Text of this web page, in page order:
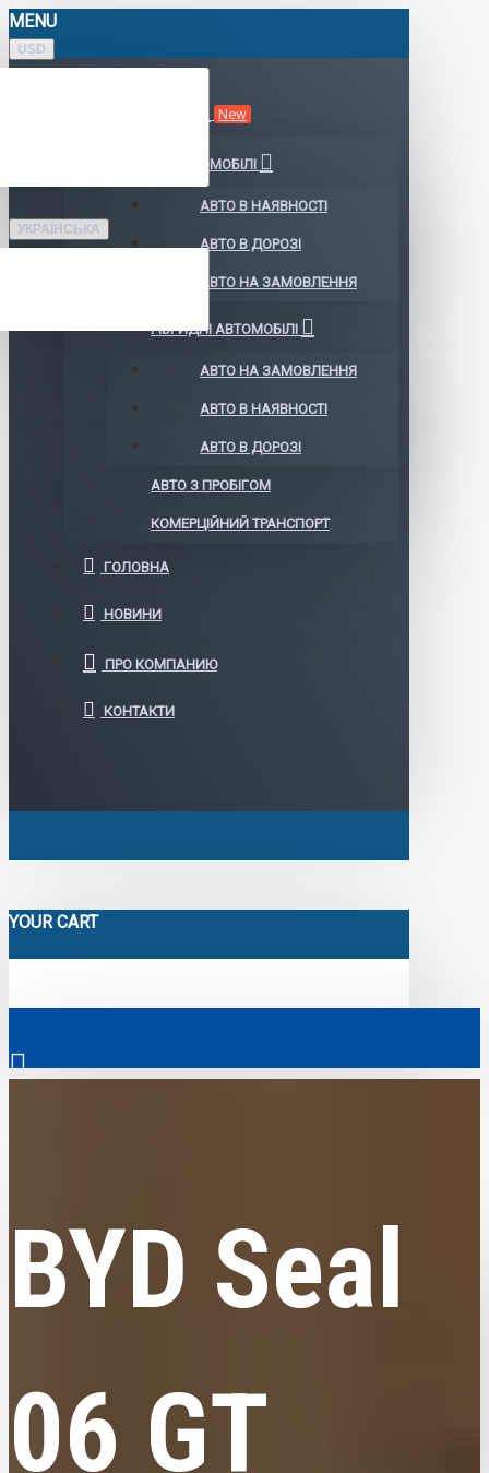
MENU
USD
УКРАЇНСЬКА
New
ЕЛЕКТРОМОБІЛІ
АВТО В НАЯВНОСТІ
АВТО В ДОРОЗІ
АВТО НА ЗАМОВЛЕННЯ
ГІБРИДНІ АВТОМОБІЛІ
АВТО НА ЗАМОВЛЕННЯ
АВТО В НАЯВНОСТІ
АВТО В ДОРОЗІ
АВТО З ПРОБІГОМ
КОМЕРЦІЙНИЙ ТРАНСПОРТ
ГОЛОВНА
НОВИНИ
ПРО КОМПАНИЮ
КОНТАКТИ
YOUR CART
Скрізь
Електромобілі
Авто з пробігом
Аксесуари
0
Ваш кошик порожній!
BYD Seal
06 GT